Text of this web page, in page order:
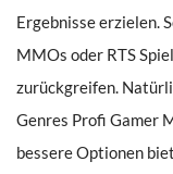
Ergebnisse erzielen.
MMOs oder RTS
zurückgreifen.
Genres Profi Gamer
bessere Optionen